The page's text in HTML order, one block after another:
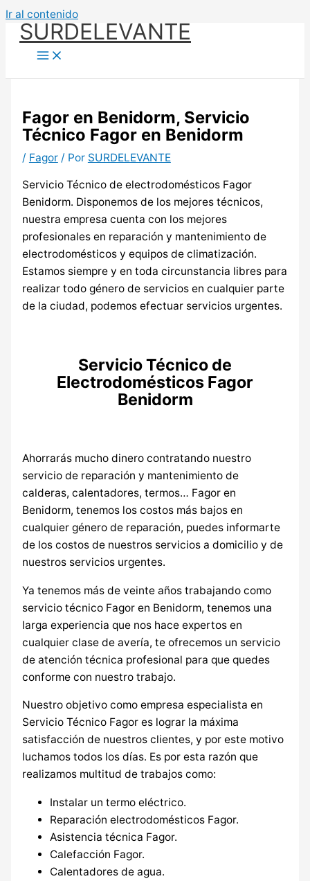
Ir al contenido
SURDELEVANTE
Fagor en Benidorm, Servicio
Técnico Fagor en Benidorm
/ Fagor/ Por SURDELEVANTE
Servicio Técnico de electrodomésticos Fagor
Benidorm. Disponemos de los mejores técnicos,
nuestra empresa cuenta con los mejores
profesionales en reparación y mantenimiento de
electrodomésticos y equipos de climatización.
Estamos siempre y en toda circunstancia libres para
realizar todo género de servicios en cualquier parte
de la ciudad, podemos efectuar servicios urgentes.
Servicio Técnico de
Electrodomésticos Fagor
Benidorm
Ahorrarás mucho dinero contratando nuestro
servicio de reparación y mantenimiento de
calderas, calentadores, termos… Fagor en
Benidorm, tenemos los costos más bajos en
cualquier género de reparación, puedes informarte
de los costos de nuestros servicios a domicilio y de
nuestros servicios urgentes.
Ya tenemos más de veinte años trabajando como
servicio técnico Fagor en Benidorm, tenemos una
larga experiencia que nos hace expertos en
cualquier clase de avería, te ofrecemos un servicio
de atención técnica profesional para que quedes
conforme con nuestro trabajo.
Nuestro objetivo como empresa especialista en
Servicio Técnico Fagor es lograr la máxima
satisfacción de nuestros clientes, y por este motivo
luchamos todos los días. Es por esta razón que
realizamos multitud de trabajos como:
Instalar un termo eléctrico.
Reparación electrodomésticos Fagor.
Asistencia técnica Fagor.
Calefacción Fagor.
Calentadores de agua.